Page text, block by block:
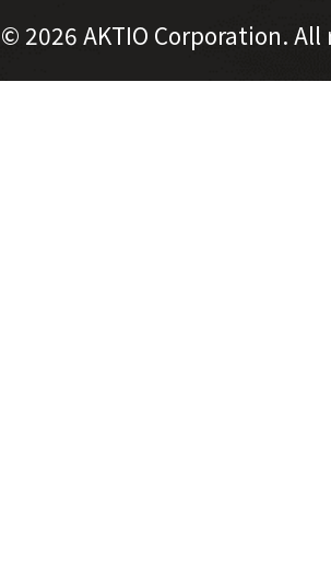
© 2026 AKTIO Corporation.